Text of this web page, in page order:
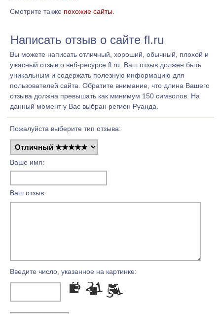
Смотрите также похожие сайты
Написать отзыв о сайте fl.ru
Вы можете написать отличный, хороший, обычный, плохой и
ужасный отзыв о веб-ресурсе fl.ru. Ваш отзыв должен быть
уникальным и содержать полезную информацию для
пользователей сайта. Обратите внимание, что длина Вашего
отзыва должна превышать как минимум 150 символов. На
данный момент у Вас выбран регион Руанда.
Пожалуйста выберите тип отзыва:
Ваше имя:
Ваш отзыв:
Введите число, указанное на картинке: